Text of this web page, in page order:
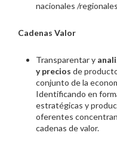
nacionales /
Cadenas Valor
Transparentar y
y precios de
conjunto de la
Identificando en
estratégicas y
oferentes
cadenas de valor.